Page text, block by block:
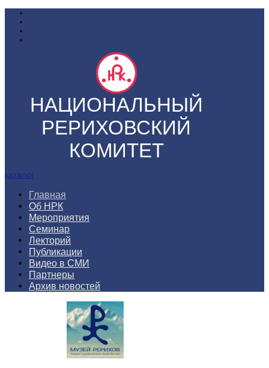
НАЦИОНАЛЬНЫЙ
РЕРИХОВСКИЙ
КОМИТЕТ
каталог
Главная
Об НРК
Мероприятия
Семинар
Лекторий
Публикации
Видео в СМИ
Партнеры
Архив новостей